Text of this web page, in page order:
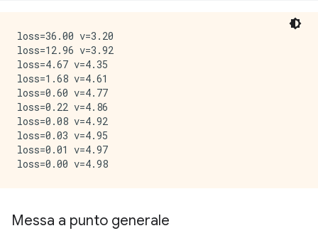
loss=36.00 v=3.20
loss=12.96 v=3.92
loss=4.67 v=4.35
loss=1.68 v=4.61
loss=0.60 v=4.77
loss=0.22 v=4.86
loss=0.08 v=4.92
loss=0.03 v=4.95
loss=0.01 v=4.97
Messa a punto generale